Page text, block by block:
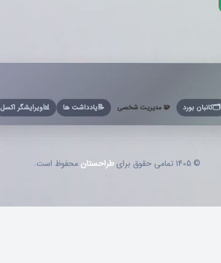
🗂️کانبان بورد 🧩 مدیریت شخصی 📝یادداشت ها 📊ویرایشگر اکسل
© 1405 تمامی حقوق برای طراحستان محفوظ است.